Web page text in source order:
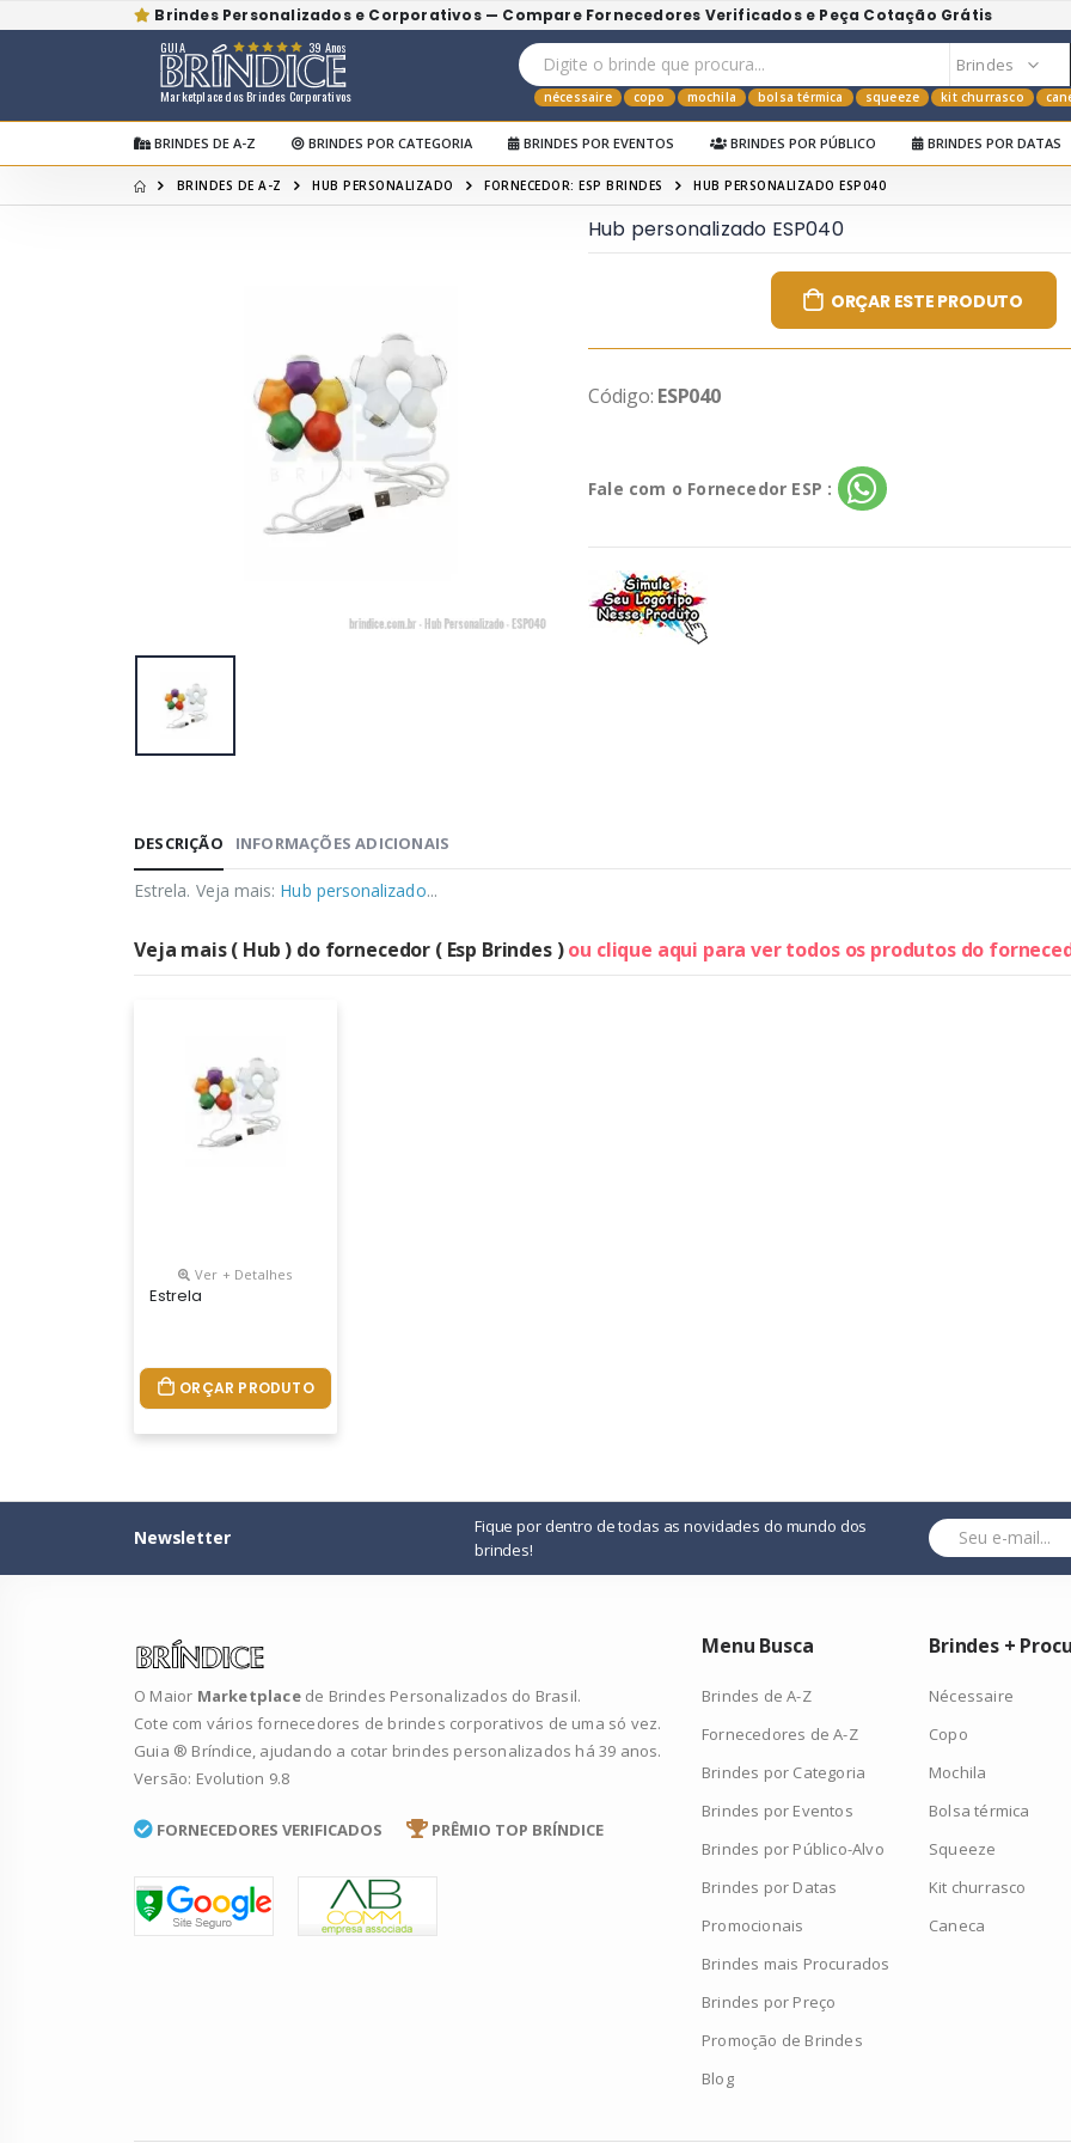
Brindes Personalizados e Corporativos — Compare Fornecedores Verificados e Peça Cotação Grátis
Marketplace dos Brindes Corporativos
GUIA 39 Anos
nécessaire copo mochila bolsa térmica squeeze kit churrasco
BRINDES DE A-Z BRINDES POR CATEGORIA BRINDES POR EVENTOS BRINDES POR PÚBLICO BRINDES POR DATAS
BRINDES DE A-Z HUB PERSONALIZADO FORNECEDOR: ESP BRINDES HUB PERSONALIZADO ESP040
Hub personalizado ESP040
ORÇAR ESTE PRODUTO
Código: ESP040
Fale com o Fornecedor ESP :
DESCRIÇÃO INFORMAÇÕES ADICIONAIS
Estrela. Veja mais: Hub personalizado...
Veja mais ( Hub ) do fornecedor ( Esp Brindes )ou clique aqui para ver todos os produtos do
Ver + Detalhes
Estrela
ORÇAR PRODUTO
Newsletter
Fique por dentro de todas as novidades do mundo dos
brindes!
O Maior Marketplace de Brindes Personalizados do Brasil.
Cote com vários fornecedores de brindes corporativos de uma só vez.
Guia ® Bríndice, ajudando a cotar brindes personalizados há 39 anos.
Versão: Evolution 9.8
FORNECEDORES VERIFICADOS PRÊMIO TOP BRÍNDICE
Menu Busca
Brindes de A-Z
Fornecedores de A-Z
Brindes por Categoria
Brindes por Eventos
Brindes por Público-Alvo
Brindes por Datas
Promocionais
Brindes mais Procurados
Brindes por Preço
Promoção de Brindes
Blog
Brindes +
Nécessaire
Copo
Mochila
Bolsa térmica
Squeeze
Kit churrasco
Caneca